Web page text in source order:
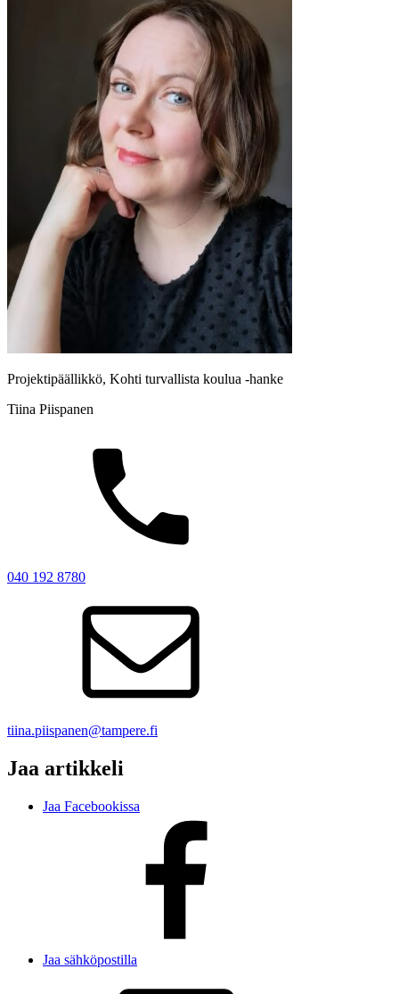
Projektipäällikkö, Kohti turvallista koulua -hanke
Tiina Piispanen
040 192 8780
tiina.piispanen@tampere.fi
Jaa artikkeli
Jaa Facebookissa
Jaa sähköpostilla